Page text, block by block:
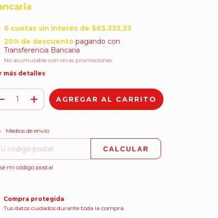
6 cuotas sin interés de $63.333,33
20% de descuentopagando con
Transferencia Bancaria
No acumulable con otras promociones
más detalles
para el CP:
Medios de envío
CALCULAR
mi código postal
Compra protegida
Tus datos cuidados durante toda la compra.